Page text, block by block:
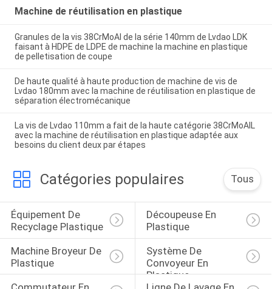
Machine de réutilisation en plastique
Granules de la vis 38CrMoAl de la série 140mm de Lvdao LDK
faisant à HDPE de LDPE de machine la machine en plastique
de pelletisation de coupe
De haute qualité à haute production de machine de vis de
Lvdao 180mm avec la machine de réutilisation en plastique de
séparation électromécanique
La vis de Lvdao 110mm a fait de la haute catégorie 38CrMoAIL
avec la machine de réutilisation en plastique adaptée aux
besoins du client deux par étapes
Catégories populaires Tous
Équipement De
Recyclage Plastique
Découpeuse En
Plastique
Machine Broyeur De
Plastique
Système De
Convoyeur En
Plastique